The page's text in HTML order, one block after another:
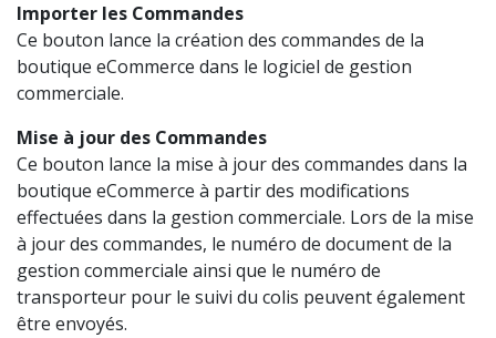
Importer les Commandes
Ce bouton lance la création des commandes de la
boutique eCommerce dans le logiciel de gestion
commerciale.
Mise à jour des Commandes
Ce bouton lance la mise à jour des commandes dans la
boutique eCommerce à partir des modifications
effectuées dans la gestion commerciale. Lors de la mise
à jour des commandes, le numéro de document de la
gestion commerciale ainsi que le numéro de
transporteur pour le suivi du colis peuvent également
être envoyés.